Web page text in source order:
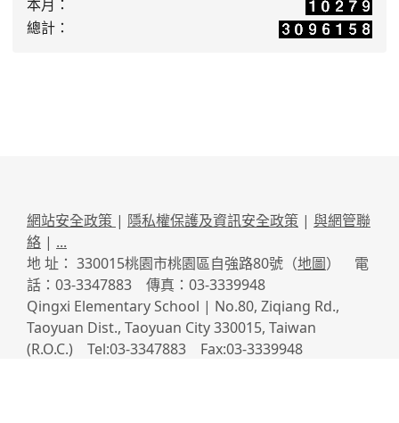
本月：
總計：
網站安全政策 | 隱私權保護及資訊安全政策 | 與網管聯
絡 | ...
地 址： 330015桃園市桃園區自強路80號（地圖） 電
話：03-3347883 傳真：03-3339948
Qingxi Elementary School | No.80, Ziqiang Rd.,
Taoyuan Dist., Taoyuan City 330015, Taiwan
(R.O.C.) Tel:03-3347883 Fax:03-3339948